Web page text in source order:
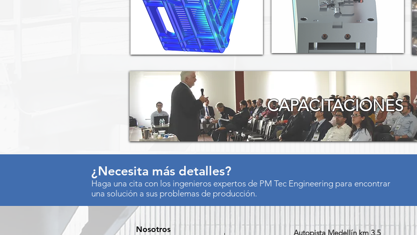
CAPACITACIONES
¿Necesita más detalles?
Haga una cita con los ingenieros expertos de PM Tec Engineering para encontrar
una solución a sus problemas de producción.
Nosotros Autopista Medellín km 3.5